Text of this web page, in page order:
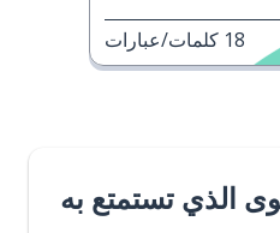
18 كلمات/عبارات
الذي تستمتع به